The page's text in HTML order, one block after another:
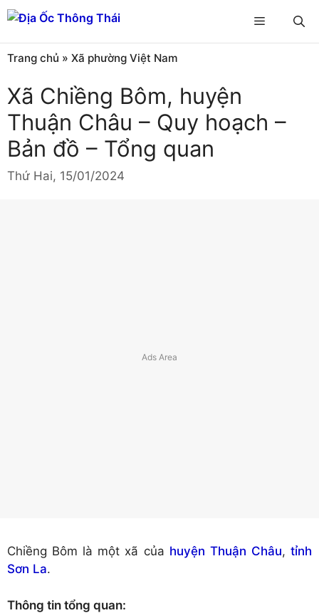
Chuyển
đến
nội
dung
Menu
Trang chủ » Xã phường Việt Nam
Xã Chiềng Bôm, huyện
Thuận Châu – Quy hoạch –
Bản đồ – Tổng quan
Thứ Hai, 15/01/2024
Chiềng Bôm là một xã của huyện Thuận Châu,tỉnh
Sơn La.
Thông tin tổng quan: